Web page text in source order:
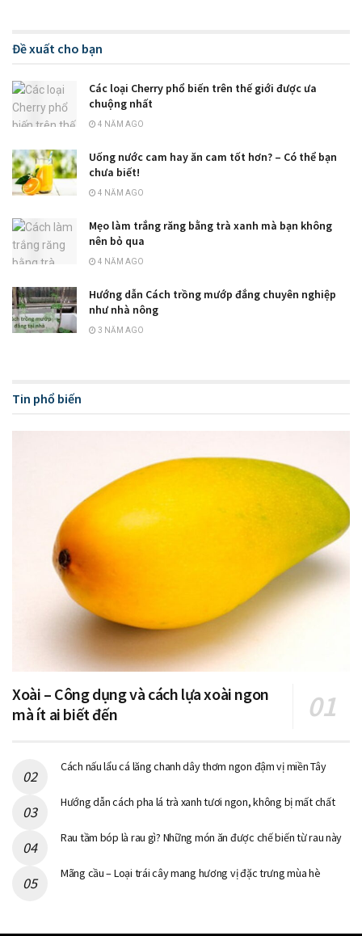
Đề xuất cho bạn
Các loại Cherry phổ biến trên thế giới được ưa
chuộng nhất
4 NĂM AGO
Uống nước cam hay ăn cam tốt hơn? – Có thể bạn
chưa biết!
4 NĂM AGO
Mẹo làm trắng răng bằng trà xanh mà bạn không
nên bỏ qua
4 NĂM AGO
Hướng dẫn Cách trồng mướp đắng chuyên nghiệp
như nhà nông
3 NĂM AGO
Tin phổ biến
Xoài – Công dụng và cách lựa xoài ngon
mà ít ai biết đến
Cách nấu lẩu cá lăng chanh dây thơm ngon đậm vị miền Tây
Hướng dẫn cách pha lá trà xanh tươi ngon, không bị mất chất
Rau tầm bóp là rau gì? Những món ăn được chế biến từ rau này
Mãng cầu – Loại trái cây mang hương vị đặc trưng mùa hè